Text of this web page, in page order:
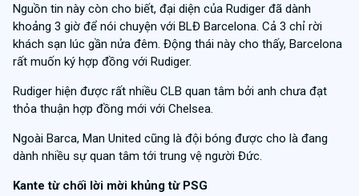
Nguồn tin này còn cho biết, đại diện của Rudiger đã dành
khoảng 3 giờ để nói chuyện với BLĐ Barcelona. Cả 3 chỉ rời
khách sạn lúc gần nửa đêm. Động thái này cho thấy, Barcelona
rất muốn ký hợp đồng với Rudiger.
Rudiger hiện được rất nhiều CLB quan tâm bởi anh chưa đạt
thỏa thuận hợp đồng mới với Chelsea.
Ngoài Barca, Man United cũng là đội bóng được cho là đang
dành nhiều sự quan tâm tới trung vệ người Đức.
Kante từ chối lời mời khủng từ PSG